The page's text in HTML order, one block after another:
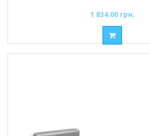
1 834.00 грн.